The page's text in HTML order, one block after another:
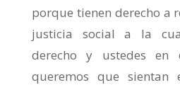
porque tienen derecho a
justicia social a la
derecho y ustedes en
queremos que